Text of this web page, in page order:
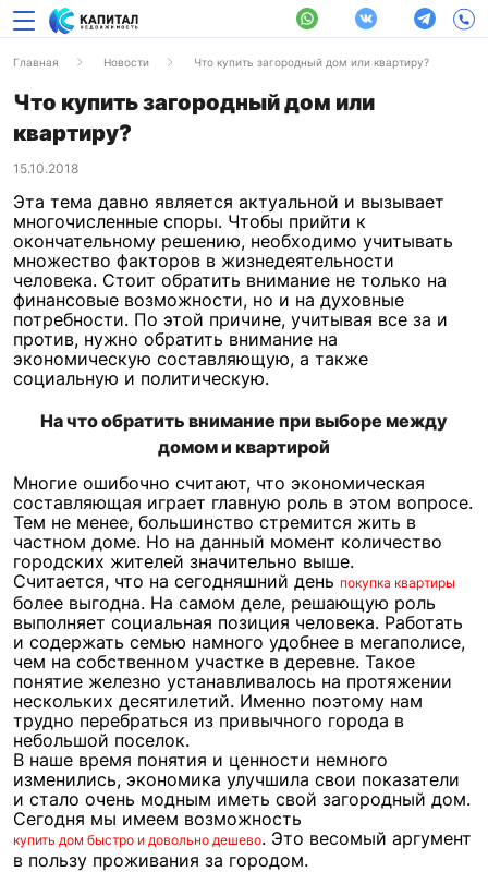
Главная Новости Что купить загородный дом или квартиру?
Что купить загородный дом или
квартиру?
15.10.2018
Эта тема давно является актуальной и вызывает
многочисленные споры. Чтобы прийти к
окончательному решению, необходимо учитывать
множество факторов в жизнедеятельности
человека. Стоит обратить внимание не только на
финансовые возможности, но и на духовные
потребности. По этой причине, учитывая все за и
против, нужно обратить внимание на
экономическую составляющую, а также
социальную и политическую.
На что обратить внимание при выборе между
домом и квартирой
Многие ошибочно считают, что экономическая
составляющая играет главную роль в этом вопросе.
Тем не менее, большинство стремится жить в
частном доме. Но на данный момент количество
городских жителей значительно выше.
Считается, что на сегодняшний день покупка квартиры
более выгодна. На самом деле, решающую роль
выполняет социальная позиция человека. Работать
и содержать семью намного удобнее в мегаполисе,
чем на собственном участке в деревне. Такое
понятие железно устанавливалось на протяжении
нескольких десятилетий. Именно поэтому нам
трудно перебраться из привычного города в
небольшой поселок.
В наше время понятия и ценности немного
изменились, экономика улучшила свои показатели
и стало очень модным иметь свой загородный дом.
Сегодня мы имеем возможность
купить дом быстро и довольно дешево. Это весомый аргумент
в пользу проживания за городом.